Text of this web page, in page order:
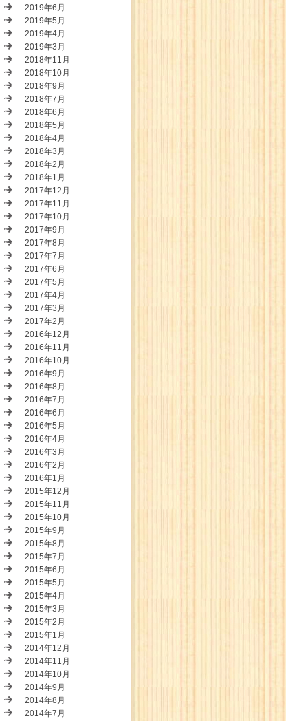
2019年6月
2019年5月
2019年4月
2019年3月
2018年11月
2018年10月
2018年9月
2018年7月
2018年6月
2018年5月
2018年4月
2018年3月
2018年2月
2018年1月
2017年12月
2017年11月
2017年10月
2017年9月
2017年8月
2017年7月
2017年6月
2017年5月
2017年4月
2017年3月
2017年2月
2016年12月
2016年11月
2016年10月
2016年9月
2016年8月
2016年7月
2016年6月
2016年5月
2016年4月
2016年3月
2016年2月
2016年1月
2015年12月
2015年11月
2015年10月
2015年9月
2015年8月
2015年7月
2015年6月
2015年5月
2015年4月
2015年3月
2015年2月
2015年1月
2014年12月
2014年11月
2014年10月
2014年9月
2014年8月
2014年7月